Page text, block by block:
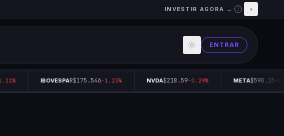
INVESTIR AGORA → i ×
ENTRAR
IBOVESPAR$175.546-1.23% NVDA$218.59-0.29% META$590.15